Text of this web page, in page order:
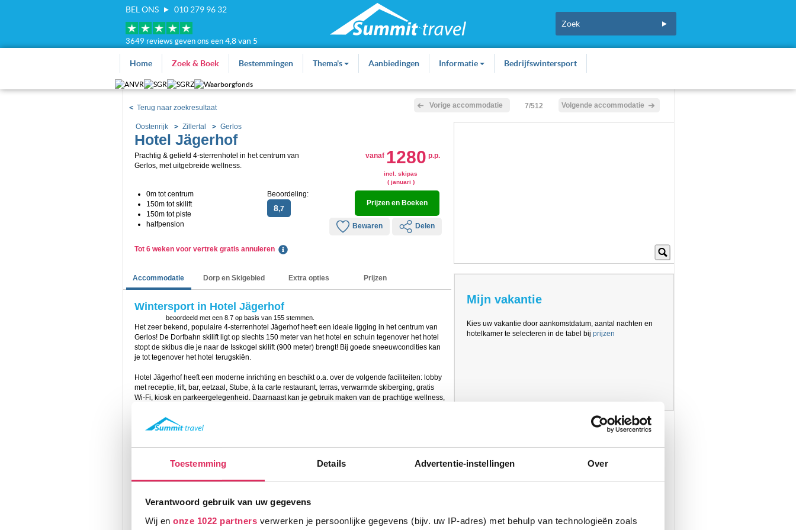
Toestemming Details Advertentie-instellingen Over
Verantwoord gebruik van uw gegevens
Wij en onze 1022 partners verwerken je persoonlijke gegevens (bijv. uw IP-adres) met behulp van technologieën zoals
BEL ONS 010 279 96 32
3649 reviews geven ons een 4,8 van 5
Home Zoek & Boek Bestemmingen Thema's Aanbiedingen Informatie Bedrijfswintersport
<Terug naar zoekresultaat Volgende accommodatie
7/512
Vorige accommodatie
Oostenrijk Zillertal Gerlos
Hotel Jägerhof
Prachtig & geliefd 4-sterrenhotel in het centrum van
Gerlos, met uitgebreide wellness.
vanaf 1280 p.p.
incl. skipas
( januari )
0m tot centrum
150m tot skilift
150m tot piste
halfpension
Prijzen en Boeken
Bewaren Delen
Beoordeling:
8,7
Tot 6 weken voor vertrek gratis annuleren
Accommodatie Dorp en Skigebied Extra opties Prijzen
Wintersport in Hotel Jägerhof
beoordeeld met een 8.7op basis van 155stemmen.
Het zeer bekend, populaire 4-sterrenhotel Jägerhof heeft een ideale ligging in het centrum van
Gerlos! De Dorfbahn skilift ligt op slechts 150 meter van het hotel en schuin tegenover het hotel
stopt de skibus die je naar de Isskogel skilift (900 meter) brengt! Bij goede sneeuwcondities kan
je tot tegenover het hotel terugskiën.
Hotel Jägerhof heeft een moderne inrichting en beschikt o.a. over de volgende faciliteiten: lobby
met receptie, lift, bar, eetzaal, Stube, à la carte restaurant, terras, verwarmde skiberging, gratis
Wi-Fi, kiosk en parkeergelegenheid. Daarnaast kan je gebruik maken van de prachtige wellness,
De kamers zijn voorzien van bad en/of douche, toilet, föhn, zithoek, flatscreen-tv, Wi-Fi, kluisje,
ook 'Superior' kamers van ca. 30m2. Deze kamers hebben een douche en bevinden zich
meestal aan de achterzijde van het hotel. De 'Kombi' kamers hebben een douche en/of bad en
en een douche.
Het verblijf is op basis van halfpension. De keuken van Hotel Jägerhof staat erg goed bekend! Je
Mijn vakantie
Kies uw vakantie door aankomstdatum, aantal nachten en
hotelkamer te selecteren in de tabel bijprijzen